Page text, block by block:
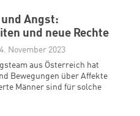
Angst:
und neue Rechte
November 2023
aus Österreich hat
Bewegungen über Affekte
Männer sind für solche